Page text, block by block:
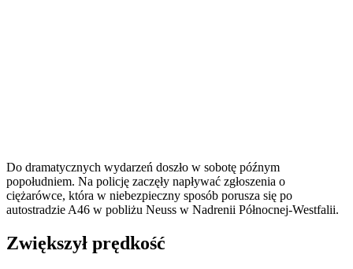
Do dramatycznych wydarzeń doszło w sobotę późnym
popołudniem. Na policję zaczęły napływać zgłoszenia o
ciężarówce, która w niebezpieczny sposób porusza się po
autostradzie A46 w pobliżu Neuss w Nadrenii Północnej-Westfalii.
Zwiększył prędkość